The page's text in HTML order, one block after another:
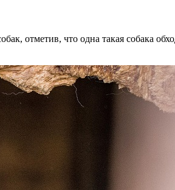
отметив, что одна такая собака